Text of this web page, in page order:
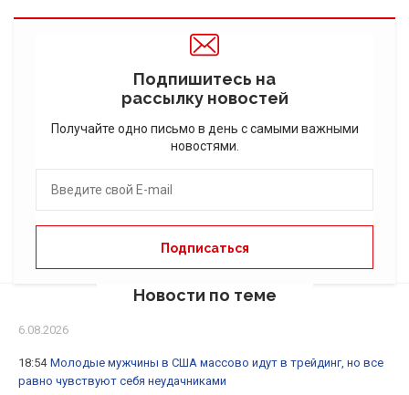
Подпишитесь на
рассылку новостей
Получайте одно письмо в день с самыми важными
новостями.
Новости по теме
6.08.2026
18:54 Молодые мужчины в США массово идут в трейдинг, но все
равно чувствуют себя неудачниками